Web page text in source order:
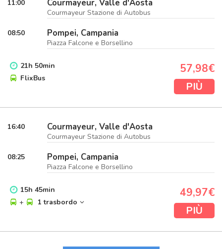
11:00 Courmayeur, Valle d'Aosta
Courmayeur Stazione di Autobus
08:50 Pompei, Campania
Piazza Falcone e Borsellino
21h 50min
FlixBus
57,98€
PIÙ
16:40 Courmayeur, Valle d'Aosta
Courmayeur Stazione di Autobus
08:25 Pompei, Campania
Piazza Falcone e Borsellino
15h 45min
+
1 trasbordo
49,97€
PIÙ